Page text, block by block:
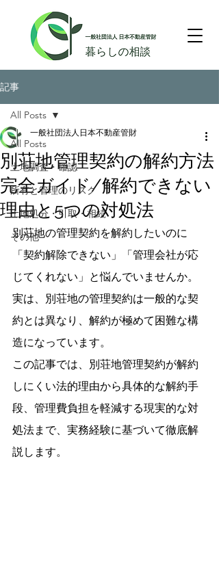
記事
All Posts
土地調査・確認
所有と管理のリスク
土地処分・引取・相続
その他
All Posts
別荘地管理契約の解約方法
完全ガイド/解約できない
理由と5つの対処法
一般社団法人日本不動産管財
別荘地の管理契約を解約したいのに
「契約解除できない」「管理会社が応
じてくれない」と悩んでいませんか。
実は、別荘地の管理契約は一般的な契
約とは異なり、解約が極めて困難な構
造になっています。
この記事では、別荘地管理契約が解約
しにくい法的理由から具体的な解約手
段、管理費負担を軽減する現実的な対
処法まで、実務経験に基づいて徹底解
説します。